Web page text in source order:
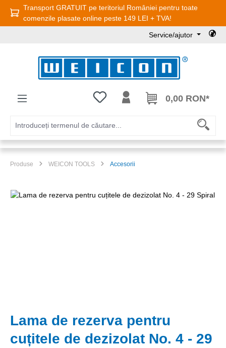
Sari la conținutul principal
Transport GRATUIT pe teritoriul României pentru toate
comenzile plasate online peste 149 LEI + TVA!
Service/ajutor
Aveți 0 articole din lista de dorințe
0,00 RON*
Produse WEICON TOOLS Accesorii
Sari peste galeria de imagini
Lama de rezerva pentru
cuțitele de dezizolat No. 4 - 29